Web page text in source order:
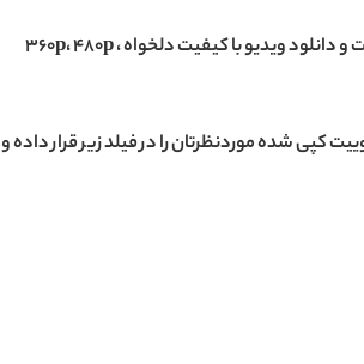
دانلود رشته توییت ها بصورت کامل، دانلود تصاویر و گیف ها با بالاترین کیفیت و دانلود ویدیو با کیفیت دلخواه 360p، 480p ،
کپی شده موردنظرتان را در فیلد زیر قرار داده و